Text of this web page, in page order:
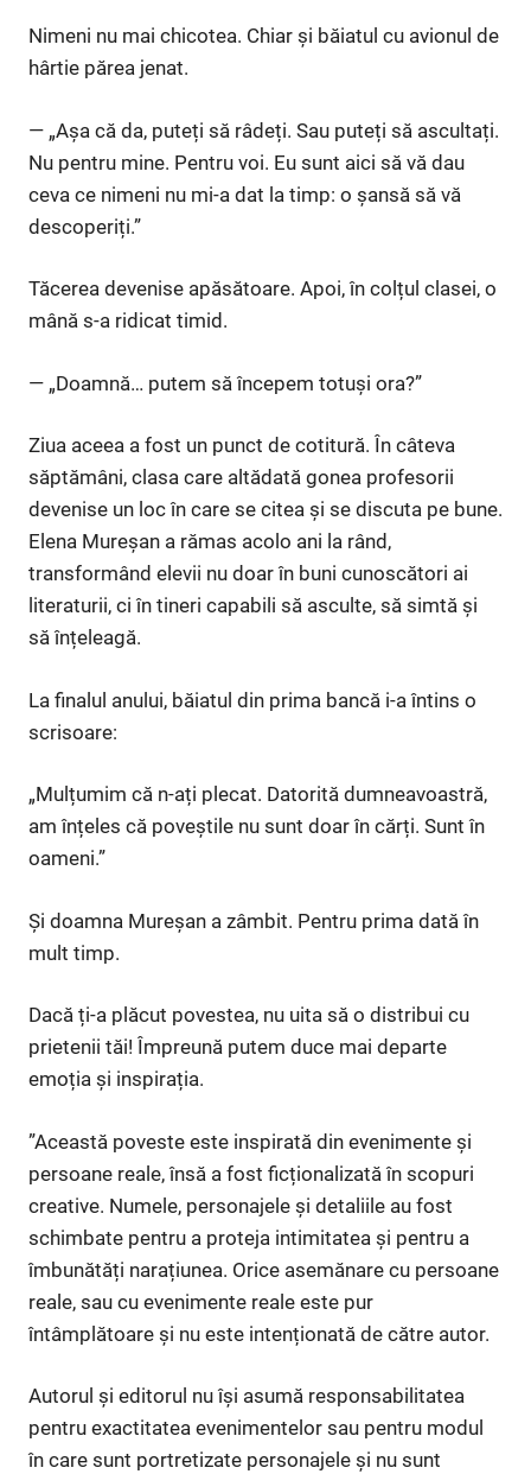
Nimeni nu mai chicotea. Chiar și băiatul cu avionul de
hârtie părea jenat.
— „Așa că da, puteți să râdeți. Sau puteți să ascultați.
Nu pentru mine. Pentru voi. Eu sunt aici să vă dau
ceva ce nimeni nu mi-a dat la timp: o șansă să vă
descoperiți.”
Tăcerea devenise apăsătoare. Apoi, în colțul clasei, o
mână s-a ridicat timid.
— „Doamnă… putem să începem totuși ora?”
Ziua aceea a fost un punct de cotitură. În câteva
săptămâni, clasa care altădată gonea profesorii
devenise un loc în care se citea și se discuta pe bune.
Elena Mureșan a rămas acolo ani la rând,
transformând elevii nu doar în buni cunoscători ai
literaturii, ci în tineri capabili să asculte, să simtă și
să înțeleagă.
La finalul anului, băiatul din prima bancă i-a întins o
scrisoare:
„Mulțumim că n-ați plecat. Datorită dumneavoastră,
am înțeles că poveștile nu sunt doar în cărți. Sunt în
oameni.”
Și doamna Mureșan a zâmbit. Pentru prima dată în
mult timp.
Dacă ți-a plăcut povestea, nu uita să o distribui cu
prietenii tăi! Împreună putem duce mai departe
emoția și inspirația.
”Această poveste este inspirată din evenimente și
persoane reale, însă a fost ficționalizată în scopuri
creative. Numele, personajele și detaliile au fost
schimbate pentru a proteja intimitatea și pentru a
îmbunătăți narațiunea. Orice asemănare cu persoane
reale, sau cu evenimente reale este pur
întâmplătoare și nu este intenționată de către autor.
Autorul și editorul nu își asumă responsabilitatea
pentru exactitatea evenimentelor sau pentru modul
în care sunt portretizate personajele și nu sunt